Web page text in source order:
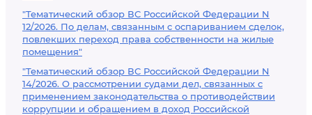
"Тематический обзор ВС Российской Федерации N
12/2026. По делам, связанным с оспариванием сделок,
повлекших переход права собственности на жилые
помещения"
"Тематический обзор ВС Российской Федерации N
14/2026. О рассмотрении судами дел, связанных с
применением законодательства о противодействии
коррупции и обращением в доход Российской